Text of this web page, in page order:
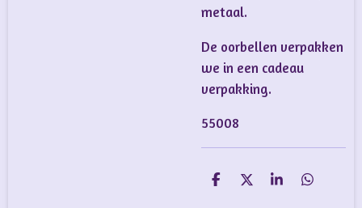
metaal.
De oorbellen verpakken
we in een cadeau
verpakking.
55008
D
D
S
D